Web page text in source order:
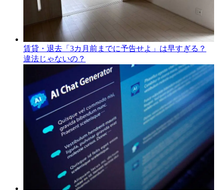
賃貸・退去「3カ月前までに予告せよ」は早すぎる？
違法じゃないの？